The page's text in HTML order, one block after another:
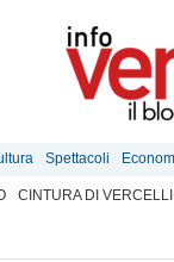
Spettacoli
CINTURA DI VERCELLI